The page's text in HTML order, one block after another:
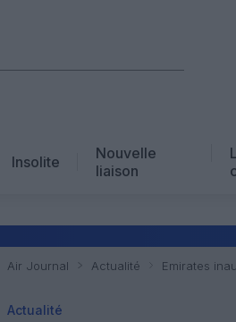
Insolite
Nouvelle
liaison
Air Journal Actualité Emirates
Actualité